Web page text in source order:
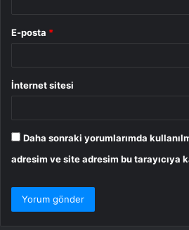
E-posta *
İnternet sitesi
Daha sonraki yorumlarımda
adresim ve site adresim bu tarayıcıya